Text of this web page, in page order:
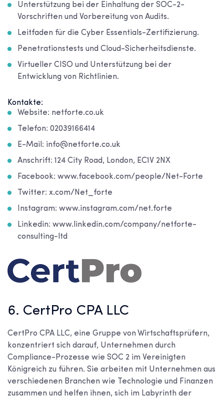
Unterstützung bei der Einhaltung der SOC-2-
Vorschriften und Vorbereitung von Audits.
Leitfaden für die Cyber Essentials-Zertifizierung.
Penetrationstests und Cloud-Sicherheitsdienste.
Virtueller CISO und Unterstützung bei der
Entwicklung von Richtlinien.
Kontakte:
Website: netforte.co.uk
Telefon: 02039166414
E-Mail: info@netforte.co.uk
Anschrift: 124 City Road, London, EC1V 2NX
Facebook: www.facebook.com/people/Net-Forte
Twitter: x.com/Net_forte
Instagram: www.instagram.com/net.forte
Linkedin: www.linkedin.com/company/netforte-
consulting-ltd
6. CertPro CPA LLC
CertPro CPA LLC, eine Gruppe von Wirtschaftsprüfern,
konzentriert sich darauf, Unternehmen durch
Compliance-Prozesse wie SOC 2 im Vereinigten
Königreich zu führen. Sie arbeiten mit Unternehmen aus
verschiedenen Branchen wie Technologie und Finanzen
zusammen und helfen ihnen, sich im Labyrinth der